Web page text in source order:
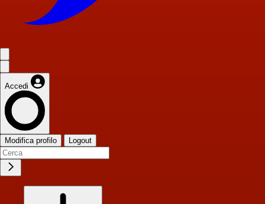
Accedi
Modifica profilo Logout